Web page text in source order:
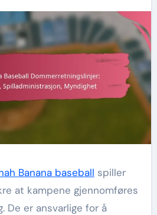
Banana baseball spiller
at kampene gjennomføres
De er ansvarlige for å